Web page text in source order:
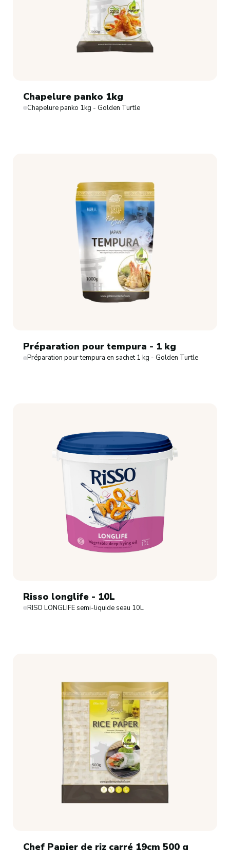
Chapelure panko 1kg
Chapelure panko 1kg - Golden Turtle
Préparation pour tempura - 1 kg
Préparation pour tempura en sachet 1 kg - Golden Turtle
Risso longlife - 10L
RISO LONGLIFE semi-liquide seau 10L
Chef Papier de riz carré 19cm 500 g